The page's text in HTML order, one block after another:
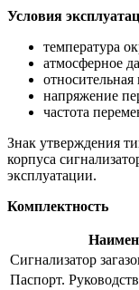
Условия
температура
атмосферное
напряжение
частота
Знак утверждения
корпуса
эксплуатации.
Комплектность
Сигнализатор
Паспорт.